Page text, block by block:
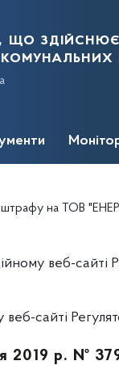
що
комунальних
провадження господарської діяльності з постачання природного газу та здійснення
веб-сайті
сайті
2019 р. №